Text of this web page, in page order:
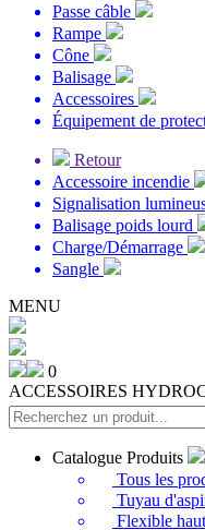
Passe câble
Rampe
Cône
Balisage
Accessoires
Équipement de
Retour
Accessoire incendie
Signalisation
Balisage poids lourd
Charge/Démarrage
Sangle
MENU
0
ACCESSOIRES
Catalogue Produits
Tous les
Tuyau
Flexible